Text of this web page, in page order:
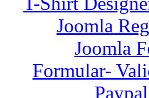
Joomla
Joomla
Formular-